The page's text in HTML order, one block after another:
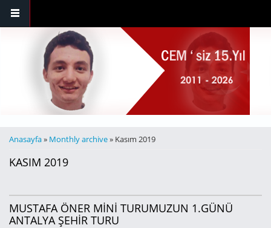
BURADASINIZ
Anasayfa» Monthly archive» Kasım 2019
KASIM 2019
MUSTAFA ÖNER MİNİ TURUMUZUN 1.GÜNÜ
ANTALYA ŞEHİR TURU